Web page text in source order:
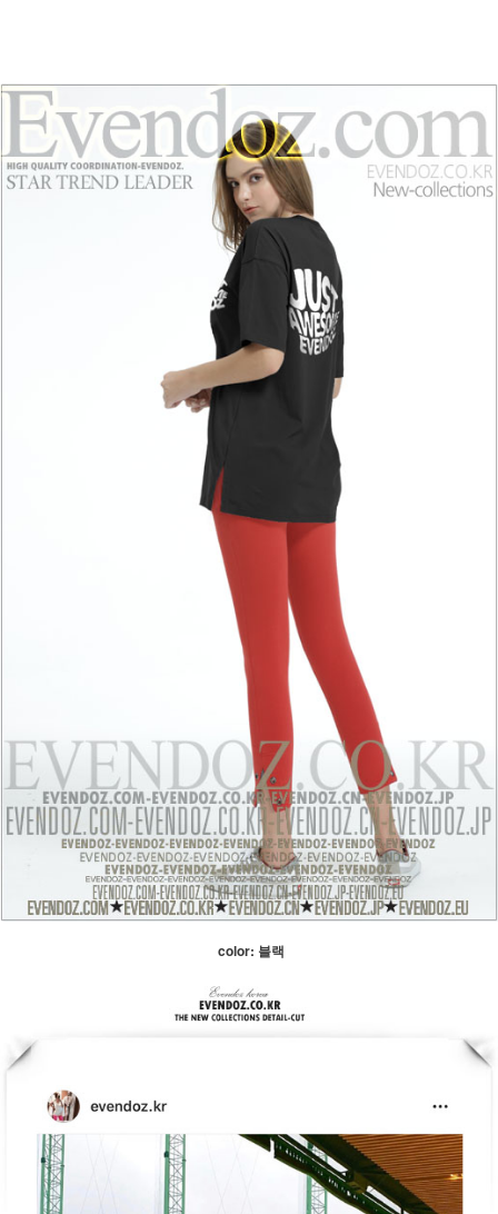
이전페이지
관련상품..
상품문의하기
전체상품후기
신상품보기
회원가입
color: 블랙